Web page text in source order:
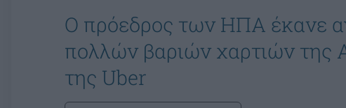
Ο πρόεδρος των ΗΠΑ έκανε
πολλών βαριών χαρτιών της
της Uber